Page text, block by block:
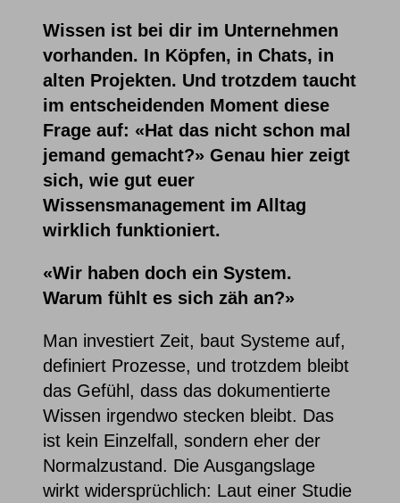
Wissen ist bei dir im Unternehmen
vorhanden. In Köpfen, in Chats, in
alten Projekten. Und trotzdem taucht
im entscheidenden Moment diese
Frage auf: «Hat das nicht schon mal
jemand gemacht?» Genau hier zeigt
sich, wie gut euer
Wissensmanagement im Alltag
wirklich funktioniert.
«Wir haben doch ein System.
Warum fühlt es sich zäh an?»
Man investiert Zeit, baut Systeme auf,
definiert Prozesse, und trotzdem bleibt
das Gefühl, dass das dokumentierte
Wissen irgendwo stecken bleibt. Das
ist kein Einzelfall, sondern eher der
Normalzustand. Die Ausgangslage
wirkt widersprüchlich: Laut einer Studie